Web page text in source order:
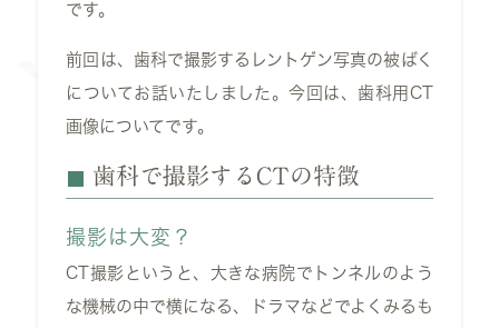
です。
前回は、歯科で撮影するレントゲン写真の被ばく
についてお話いたしました。今回は、歯科用CT
画像についてです。
歯科で撮影するCTの特徴
撮影は大変？
CT撮影というと、大きな病院でトンネルのよう
な機械の中で横になる、ドラマなどでよくみるも